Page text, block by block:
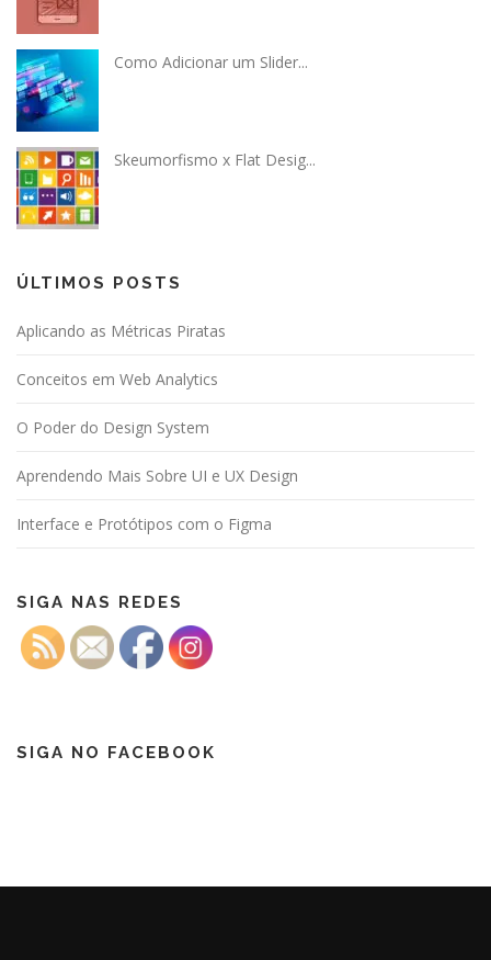
Como Adicionar um Slider...
Skeumorfismo x Flat Desig...
ÚLTIMOS POSTS
Aplicando as Métricas Piratas
Conceitos em Web Analytics
O Poder do Design System
Aprendendo Mais Sobre UI e UX Design
Interface e Protótipos com o Figma
SIGA NAS REDES
SIGA NO FACEBOOK